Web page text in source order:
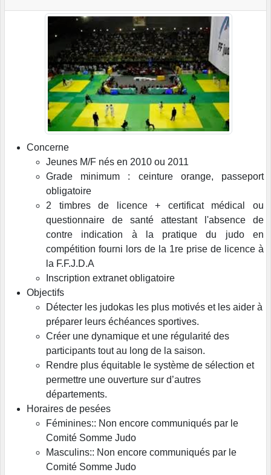
Concerne
Jeunes M/F nés en 2010 ou 2011
Grade minimum : ceinture orange, passeport
obligatoire
2 timbres de licence + certificat médical ou
questionnaire de santé attestant l'absence de
contre indication à la pratique du judo en
compétition fourni lors de la 1re prise de licence à
la F.F.J.D.A
Inscription extranet obligatoire
Objectifs
Détecter les judokas les plus motivés et les aider à
préparer leurs échéances sportives.
Créer une dynamique et une régularité des
participants tout au long de la saison.
Rendre plus équitable le système de sélection et
permettre une ouverture sur d’autres
départements.
Horaires de pesées
Féminines:: Non encore communiqués par le
Comité Somme Judo
Masculins:: Non encore communiqués par le
Comité Somme Judo